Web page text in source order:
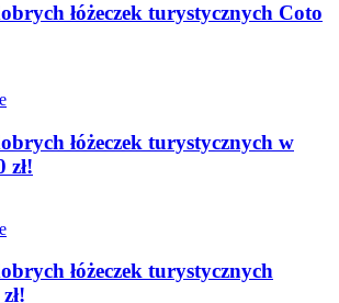
łóżeczek turystycznych Coto
łóżeczek turystycznych w
zł!
łóżeczek turystycznych